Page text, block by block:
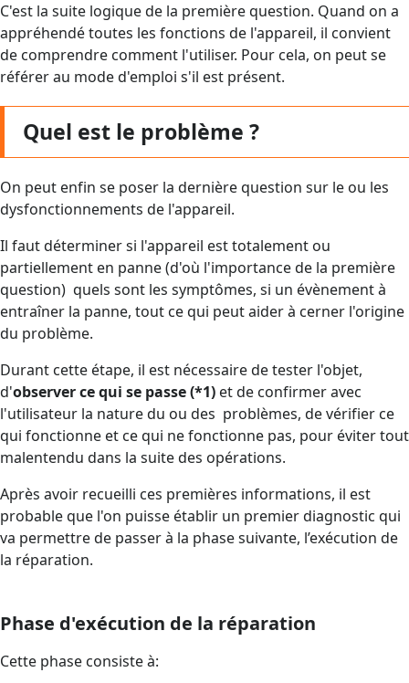
C'est la suite logique de la première question. Quand on a
appréhendé toutes les fonctions de l'appareil, il convient
de comprendre comment l'utiliser. Pour cela, on peut se
référer au mode d'emploi s'il est présent.
Quel est le problème ?
On peut enfin se poser la dernière question sur le ou les
dysfonctionnements de l'appareil.
Il faut déterminer si l'appareil est totalement ou
partiellement en panne (d'où l'importance de la première
question) quels sont les symptômes, si un évènement à
entraîner la panne, tout ce qui peut aider à cerner l'origine
du problème.
Durant cette étape, il est nécessaire de tester l'objet,
d'observer ce qui se passe (*1) et de confirmer avec
l'utilisateur la nature du ou des problèmes, de vérifier ce
qui fonctionne et ce qui ne fonctionne pas, pour éviter tout
malentendu dans la suite des opérations.
Après avoir recueilli ces premières informations, il est
probable que l'on puisse établir un premier diagnostic qui
va permettre de passer à la phase suivante, l’exécution de
la réparation.
Phase d'exécution de la réparation
Cette phase consiste à: